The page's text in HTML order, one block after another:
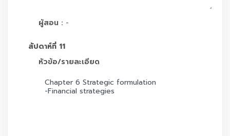
ผู้สอน : -
สัปดาห์ที่ 11
หัวข้อ/รายละเอียด